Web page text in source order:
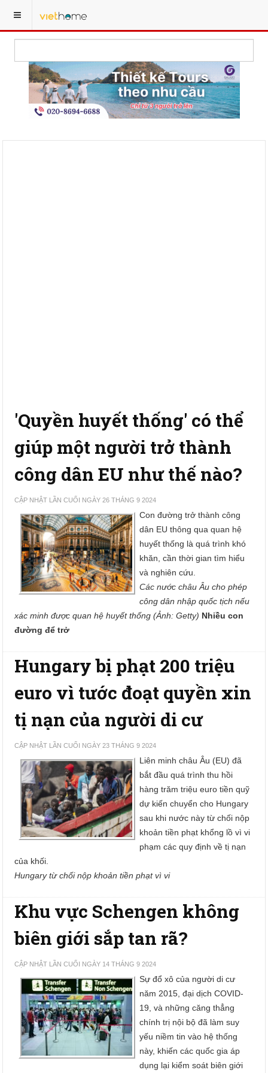
'Quyền huyết thống' có thể
giúp một người trở thành
công dân EU như thế nào?
CẬP NHẬT LẦN CUỐI NGÀY 26 THÁNG 9 2024
Con đường trở thành công
dân EU thông qua quan hệ
huyết thống là quá trình khó
khăn, cần thời gian tìm hiểu
và nghiên cứu.
Các nước châu Âu cho phép
công dân nhập quốc tịch nếu
xác minh được quan hệ huyết thống (Ảnh: Getty) Nhiều con
đường để trở
Hungary bị phạt 200 triệu
euro vì tước đoạt quyền xin
tị nạn của người di cư
CẬP NHẬT LẦN CUỐI NGÀY 23 THÁNG 9 2024
Liên minh châu Âu (EU) đã
bắt đầu quá trình thu hồi
hàng trăm triệu euro tiền quỹ
dự kiến chuyển cho Hungary
sau khi nước này từ chối nộp
khoản tiền phạt khổng lồ vì vi
phạm các quy định về tị nạn
của khối.
Hungary từ chối nộp khoản tiền phạt vì vi
Khu vực Schengen không
biên giới sắp tan rã?
CẬP NHẬT LẦN CUỐI NGÀY 14 THÁNG 9 2024
Sự đổ xô của người di cư
năm 2015, đại dịch COVID-
19, và những căng thẳng
chính trị nội bộ đã làm suy
yếu niềm tin vào hệ thống
này, khiến các quốc gia áp
dụng lại kiểm soát biên giới